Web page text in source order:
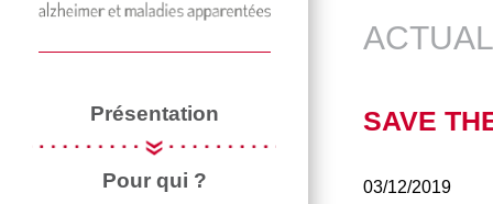
Présentation
Pour qui ?
SAVE
03/12/2019